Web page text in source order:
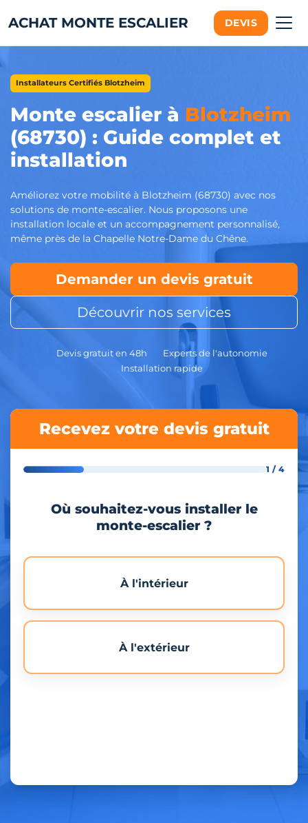
ACHAT MONTE ESCALIER DEVIS
Installateurs Certifiés Blotzheim
Monte escalier à Blotzheim
(68730) : Guide complet et
installation
Améliorez votre mobilité à Blotzheim (68730) avec nos
solutions de monte-escalier. Nous proposons une
installation locale et un accompagnement personnalisé,
même près de la Chapelle Notre-Dame du Chêne.
Demander un devis gratuit
Découvrir nos services
Devis gratuit en 48h
Experts de l'autonomie
Installation rapide
Recevez votre devis gratuit
1 / 4
Où souhaitez-vous installer le
monte-escalier ?
À l'intérieur
À l'extérieur